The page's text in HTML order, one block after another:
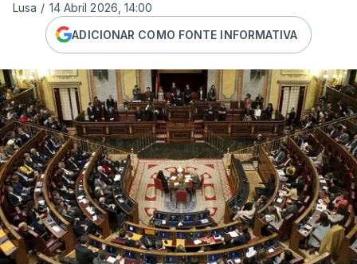
Lusa / 14 Abril 2026, 14:00
ADICIONAR COMO FONTE INFORMATIVA